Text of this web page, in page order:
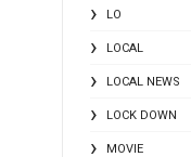
LO
LOCAL
LOCAL NEWS
LOCK DOWN
MOVIE